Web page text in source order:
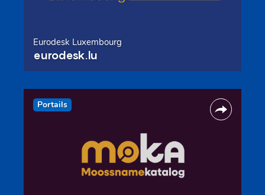
Eurodesk Luxembourg
eurodesk.lu
Portails